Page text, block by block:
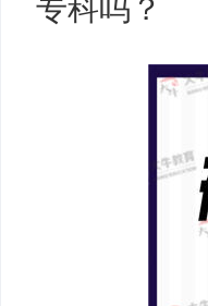
专科吗？